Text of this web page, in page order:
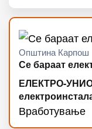
Општина Карпош
Се бараат
ЕЛЕКТРО-
Вработување